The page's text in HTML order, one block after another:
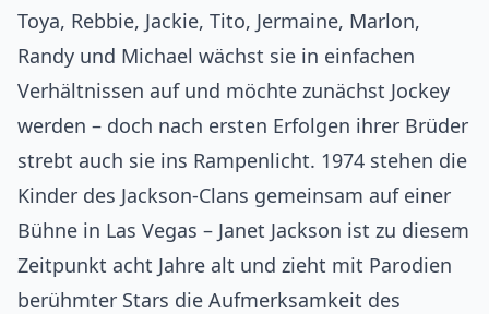
Toya, Rebbie, Jackie, Tito, Jermaine, Marlon,
Randy und Michael wächst sie in einfachen
Verhältnissen auf und möchte zunächst Jockey
werden – doch nach ersten Erfolgen ihrer Brüder
strebt auch sie ins Rampenlicht. 1974 stehen die
Kinder des Jackson-Clans gemeinsam auf einer
Bühne in Las Vegas – Janet Jackson ist zu diesem
Zeitpunkt acht Jahre alt und zieht mit Parodien
berühmter Stars die Aufmerksamkeit des